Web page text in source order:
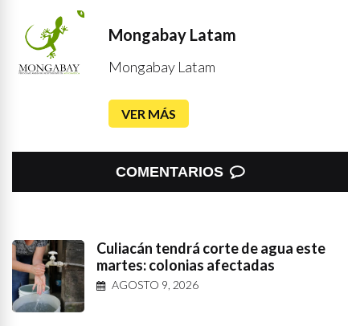
Mongabay Latam
Mongabay Latam
VER MÁS
COMENTARIOS
Culiacán tendrá corte de agua este
martes: colonias afectadas
AGOSTO 9, 2026